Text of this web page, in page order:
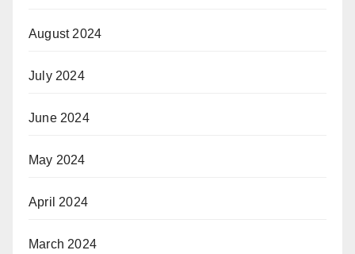
August 2024
July 2024
June 2024
May 2024
April 2024
March 2024